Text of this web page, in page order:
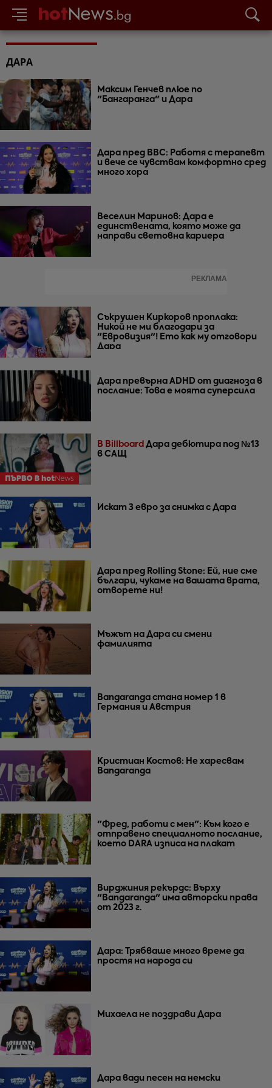
ДАРА
Максим Генчев плюе по
"Бангаранга" и Дара
Дара пред BBC: Работя с терапевт
и вече се чувствам комфортно сред
много хора
Веселин Маринов: Дара е
единствената, която може да
направи световна кариера
Съкрушен Киркоров проплака:
Никой не ми благодари за
"Евровизия"! Ето как му отговори
Дара
Дара превърна ADHD от диагноза в
послание: Това е моята суперсила
В Billboard Дара дебютира под №13
в САЩ
Искат 3 евро за снимка с Дара
Дара пред Rolling Stone: Ей, ние сме
българи, чукаме на вашата врата,
отворете ни!
Мъжът на Дара си смени
фамилията
Bangaranga стана номер 1 в
Германия и Австрия
Кристиан Костов: Не харесвам
Bangaranga
"Фред, работи с мен": Към кого е
отправено специалното послание,
което DARA изписа на плакат
Вирджиния рекърдс: Върху
"Bangaranga" има авторски права
от 2023 г.
Дара: Трябваше много време да
простя на народа си
Михаела не поздрави Дара
Дара вади песен на немски
РЕКЛАМА